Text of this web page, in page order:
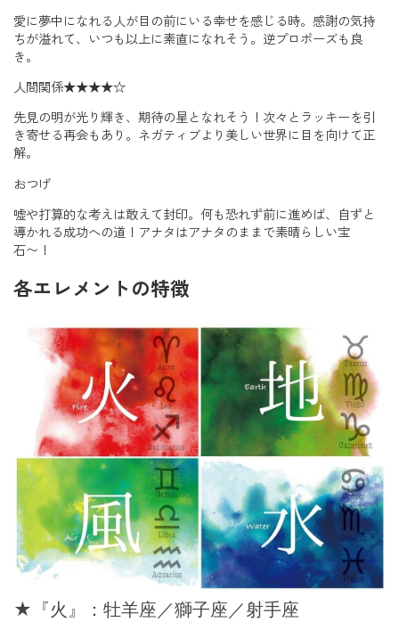
愛に夢中になれる人が目の前にいる幸せを感じる時。感謝の気持
ちが溢れて、いつも以上に素直になれそう。逆プロポーズも良
き。
人間関係★★★★☆
先見の明が光り輝き、期待の星となれそう！次々とラッキーを引
き寄せる再会もあり。ネガティブより美しい世界に目を向けて正
解。
おつげ
嘘や打算的な考えは敢えて封印。何も恐れず前に進めば、自ずと
導かれる成功への道！アナタはアナタのままで素晴らしい宝
石〜！
各エレメントの特徴
★『火』：牡羊座／獅子座／射手座